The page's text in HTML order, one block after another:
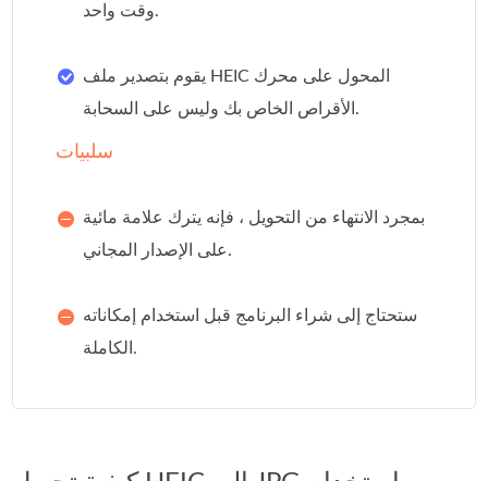
وقت واحد.
يقوم بتصدير ملف HEIC المحول على محرك
الأقراص الخاص بك وليس على السحابة.
سلبيات
بمجرد الانتهاء من التحويل ، فإنه يترك علامة مائية
على الإصدار المجاني.
ستحتاج إلى شراء البرنامج قبل استخدام إمكاناته
الكاملة.